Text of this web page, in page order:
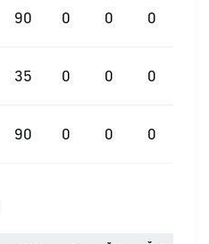
90 0 0 0
35 0 0 0
90 0 0 0